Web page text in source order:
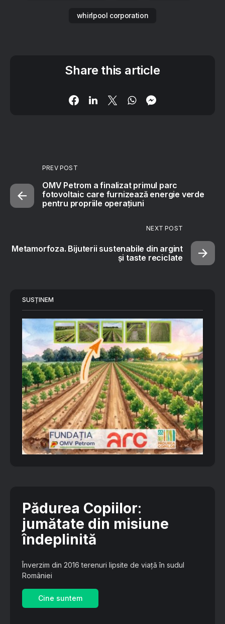
whirlpool corporation
Share this article
PREV POST
OMV Petrom a finalizat primul parc
fotovoltaic care furnizează energie verde
pentru propriile operațiuni
NEXT POST
Metamorfoza. Bijuterii sustenabile din argint
și taste reciclate
SUSȚINEM
Pădurea Copiilor:
jumătate din misiune
îndeplinită
Înverzim din 2016 terenuri lipsite de viață în sudul
României
Cine suntem